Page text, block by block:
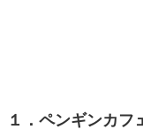
１．ペンギンカフ